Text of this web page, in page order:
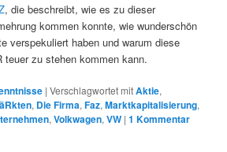
, die beschreibt, wie es zu dieser
kommen konnte, wie wunderschön
verspekuliert haben und warum diese
zu stehen kommen kann.
|Verschlagwortet mitAktie,
, Die Firma,Faz,Marktkapitalisierung,
,Volkwagen,VW |1 Kommentar